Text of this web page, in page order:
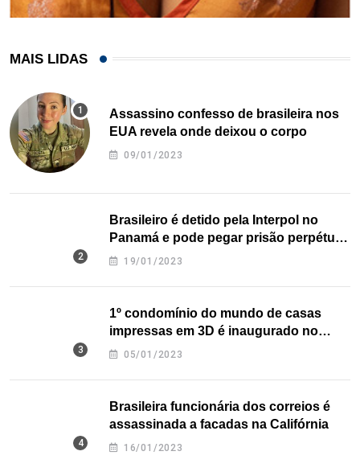
MAIS LIDAS
Assassino confesso de brasileira nos
EUA revela onde deixou o corpo
09/01/2023
Brasileiro é detido pela Interpol no
Panamá e pode pegar prisão perpétua
nos EUA
19/01/2023
1º condomínio do mundo de casas
impressas em 3D é inaugurado no
Texas
05/01/2023
Brasileira funcionária dos correios é
assassinada a facadas na Califórnia
16/01/2023